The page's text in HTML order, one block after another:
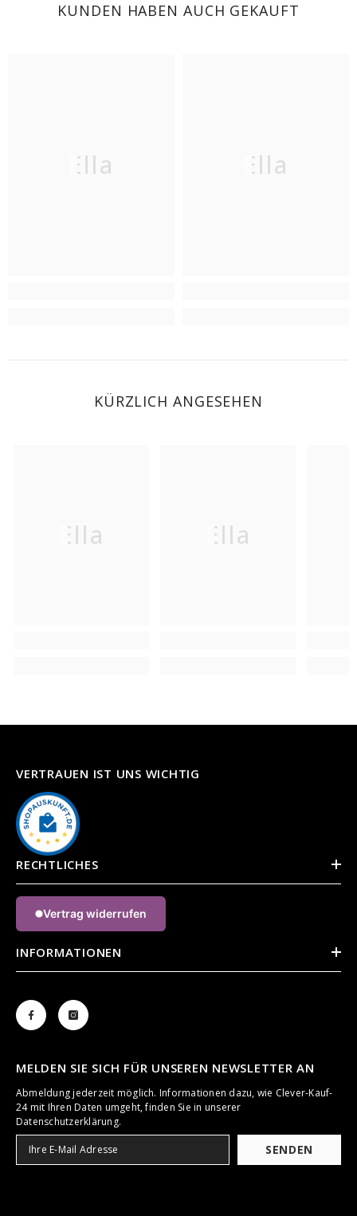
KUNDEN HABEN AUCH GEKAUFT
Ella Ella
KÜRZLICH ANGESEHEN
Ella Ella
VERTRAUEN IST UNS WICHTIG
RECHTLICHES
Vertrag widerrufen
INFORMATIONEN
MELDEN SIE SICH FÜR UNSEREN NEWSLETTER AN
Abmeldung jederzeit möglich. Informationen dazu, wie Clever-Kauf-
24 mit Ihren Daten umgeht, finden Sie in unserer
Datenschutzerklärung.
SENDEN